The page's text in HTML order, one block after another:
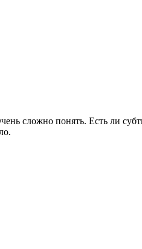
сложно понять. Есть ли